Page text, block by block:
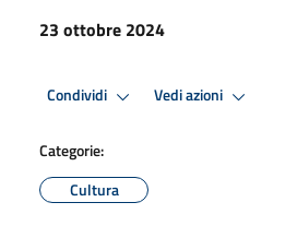
23 ottobre 2024
Condividi Vedi azioni
Categorie:
Cultura